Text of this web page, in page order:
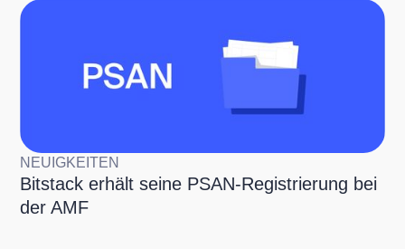
NEUIGKEITEN
Bitstack erhält seine PSAN-Registrierung bei
der AMF